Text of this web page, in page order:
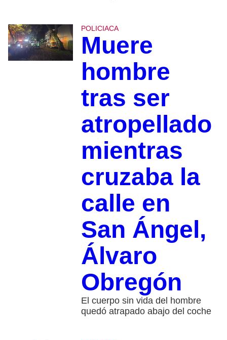
POLICIACA
Muere
hombre
tras ser
atropellado
mientras
cruzaba la
calle en
San Ángel,
Álvaro
Obregón
El cuerpo sin vida del hombre
quedó atrapado abajo del coche